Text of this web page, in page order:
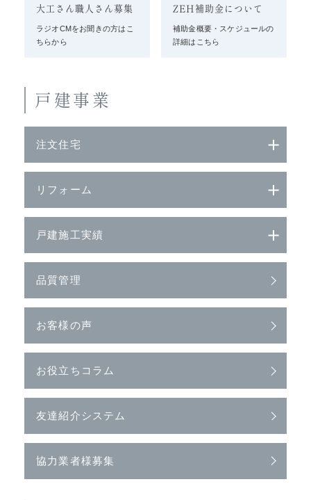
大工さん職人さん募集
ラジオCMをお聞きの方はこ
ちらから
ZEH補助金について
補助金概要・スケジュールの
詳細はこちら
戸建事業
注文住宅
リフォーム
戸建施工実績
品質管理
お客様の声
お役立ちコラム
友達紹介システム
協力業者様募集